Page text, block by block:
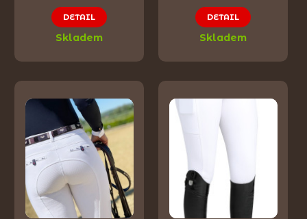
DETAIL
Skladem
DETAIL
Skladem